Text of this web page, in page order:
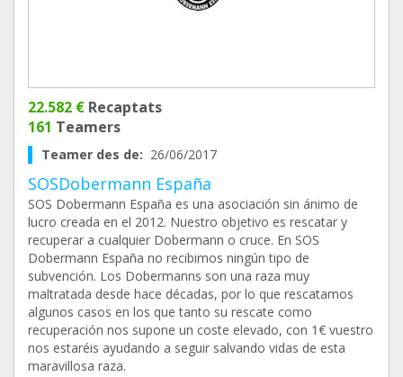
22.582 € Recaptats
161 Teamers
Teamer des de: 26/06/2017
SOSDobermann España
SOS Dobermann España es una asociación sin ánimo de
lucro creada en el 2012. Nuestro objetivo es rescatar y
recuperar a cualquier Dobermann o cruce. En SOS
Dobermann España no recibimos ningún tipo de
subvención. Los Dobermanns son una raza muy
maltratada desde hace décadas, por lo que rescatamos
algunos casos en los que tanto su rescate como
recuperación nos supone un coste elevado, con 1€ vuestro
nos estaréis ayudando a seguir salvando vidas de esta
maravillosa raza.